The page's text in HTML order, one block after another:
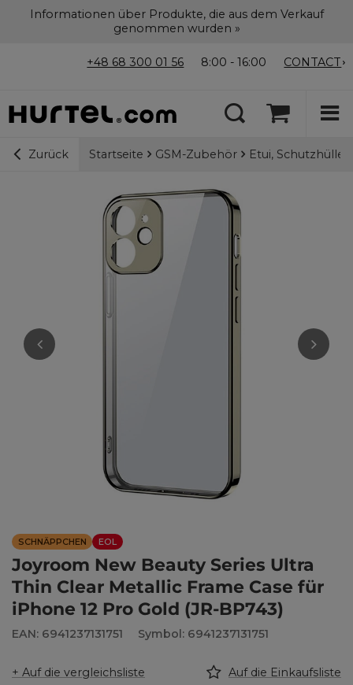
Informationen über Produkte, die aus dem Verkauf
genommen wurden »
+48 68 300 01 56 8:00 - 16:00 CONTACT
Zurück Startseite GSM-Zubehör Etui, Schutzhülle
SCHNÄPPCHEN EOL
Joyroom New Beauty Series Ultra
Thin Clear Metallic Frame Case für
iPhone 12 Pro Gold (JR-BP743)
EAN: 6941237131751 Symbol: 6941237131751
+ Auf die vergleichsliste Auf die Einkaufsliste